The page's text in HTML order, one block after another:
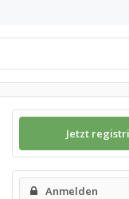
Jetzt
Anmelden